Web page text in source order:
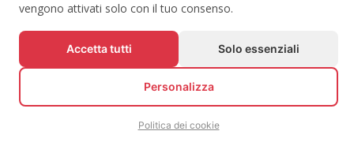
© Tutti i diritti riservati EVENTBOOK SRL.
vengono attivati solo con il tuo consenso.
Accetta tutti Solo essenziali
Personalizza
Politica dei cookie